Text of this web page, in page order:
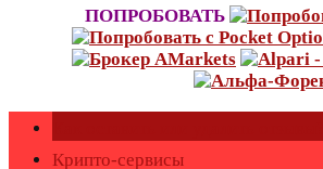
ПОПРОБОВАТЬ
Крипто-сервисы